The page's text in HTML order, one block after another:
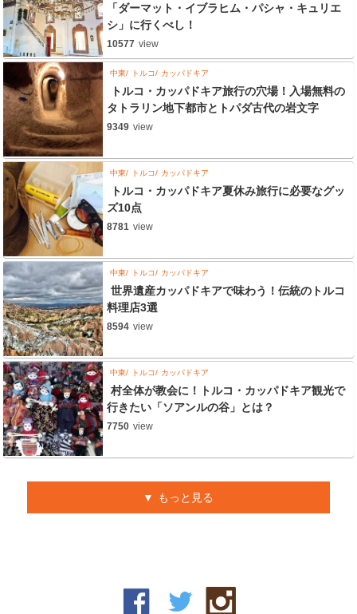
「ダーマット・イブラヒム・パシャ・キュリエ
シ」に行くべし！
10577 view
中東 トルコ カッパドキア
トルコ・カッパドキア旅行の穴場！入場無料の
タトラリン地下都市とトパダ古代の岩文字
9349 view
中東 トルコ カッパドキア
トルコ・カッパドキア夏休み旅行に必要なグッ
ズ10点
8781 view
中東 トルコ カッパドキア
世界遺産カッパドキアで味わう！伝統のトルコ
料理店3選
8594 view
中東 トルコ カッパドキア
村全体が教会に！トルコ・カッパドキア観光で
行きたい「ソアンルの谷」とは？
7750 view
もっと見る